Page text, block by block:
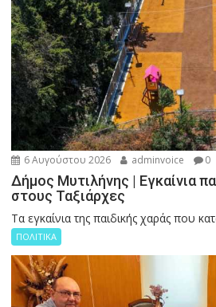
6 Αυγούστου 2026 adminvoice 0
Δήμος Μυτιλήνης | Εγκαίνια
στους Ταξιάρχες
Tα εγκαίνια της παιδικής χαράς που
ΠΟΛΙΤΙΚΑ